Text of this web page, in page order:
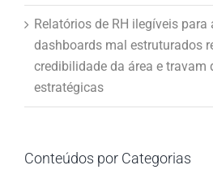
Relatórios de RH ilegíveis
dashboards mal estruturados
credibilidade da área e travam
estratégicas
Conteúdos por Categorias